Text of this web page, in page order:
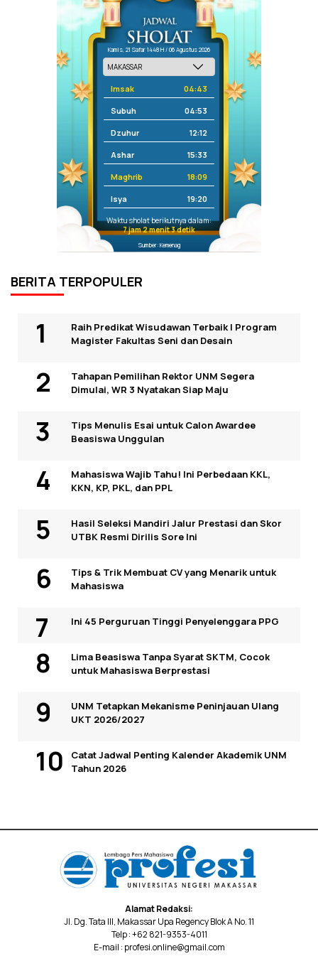
Kamis, 21 Safar 1448 H / 06 Agustus 2026
Imsak 04:43
Subuh 04:53
Dzuhur 12:12
Ashar 15:33
Maghrib 18:09
Isya 19:20
Waktu sholat berikutnya dalam:
7 jam 2 menit 2 detik
Sumber: Kemenag
BERITA TERPOPULER
Raih Predikat Wisudawan Terbaik I Program
Magister Fakultas Seni dan Desain
Tahapan Pemilihan Rektor UNM Segera
Dimulai, WR 3 Nyatakan Siap Maju
Tips Menulis Esai untuk Calon Awardee
Beasiswa Unggulan
Mahasiswa Wajib Tahu! Ini Perbedaan KKL,
KKN, KP, PKL, dan PPL
Hasil Seleksi Mandiri Jalur Prestasi dan Skor
UTBK Resmi Dirilis Sore Ini
Tips & Trik Membuat CV yang Menarik untuk
Mahasiswa
Ini 45 Perguruan Tinggi Penyelenggara PPG
Lima Beasiswa Tanpa Syarat SKTM, Cocok
untuk Mahasiswa Berprestasi
UNM Tetapkan Mekanisme Peninjauan Ulang
UKT 2026/2027
Catat Jadwal Penting Kalender Akademik UNM
Tahun 2026
Alamat Redaksi:
Jl. Dg. Tata III, Makassar Upa Regency Blok A No. 11
Telp : +62 821-9353-4011
E-mail : profesi.online@gmail.com